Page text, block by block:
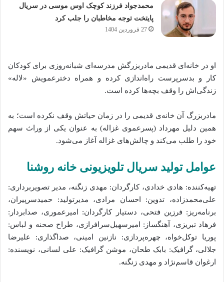
محمدجواد فرزند کوچک اوس موسی در سریال
پایتخت توجه مخاطبان را جلب کرد
27 فروردین 1404
او در خانه‌ای قدیمی مادربزرگش مدرسه‌ای شبانه‌روزی برای کودکان
کار و بدسرپرست راه‌اندازی کرده و همراه دخترعمویش «لاله»
زندگی‌اش را وقف بچه‌ها کرده است.
مادربزرگ آن خانه‌ی قدیمی را در زمان حیاتش وقف نکرده است؛ به
همین دلیل مهرداد (پسرعموی غزاله) به عنوان یکی از وراث سهم
خود را طلب می‌کند و چالش‌های غزاله آغاز می‌شود.
عوامل تولید سریال تلویزیونی خانه روشنا
تهیه‌کننده: هادی خدادی، کارگردان: مهدی زنگنه، مدیر تصویربرداری:
علی‌محمدزاده، تدوین: احسان مرادی، مدیرتولید: حمیدسرپیران،
برنامه‌ریز: فرزین فتحی، دستیار کارگردان: امیرعموری، صدابردار:
فرهاد تبریزی، آهنگساز: امیرسهیل‌سرافرازی، طراح صحنه و لباس:
پوریا توکل‌خواه، چهره‌پردازی: نازنین امینی، صداگذاری: علیرضا
جلالی، گرافیک: بابک طحان، موشن گرافیک: علی لسانی، نویسنده:
ارغوان قاسم‌نژاد و مهدی زنگنه.